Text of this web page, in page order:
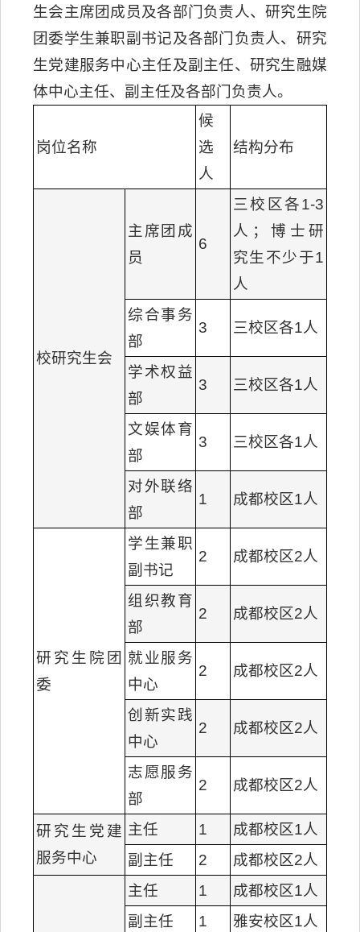
生会主席团成员及各部门负责人、研究生院
团委学生兼职副书记及各部门负责人、研究
生党建服务中心主任及副主任、研究生融媒
体中心主任、副主任及各部门负责人。
岗位名称
候
选
人
结构分布
校研究生会
主席团成
员
6
三校区各1-3
人；博士研
究生不少于1
人
综合事务
部
3 三校区各1人
学术权益
部
3 三校区各1人
文娱体育
部
3 三校区各1人
对外联络
部
1 成都校区1人
研究生院团
委
学生兼职
副书记
2 成都校区2人
组织教育
部
2 成都校区2人
就业服务
中心
2 成都校区2人
创新实践
中心
2 成都校区2人
志愿服务
部
2 成都校区2人
研究生党建
服务中心
主任 1
成都校区1人
副主任
2
成都校区2人
主任
1
成都校区1人
副主任
1 雅安校区1人